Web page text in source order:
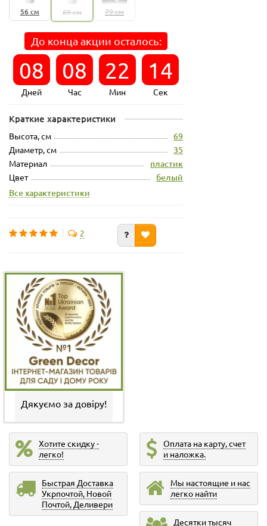
56 см 69 см 79 см
До конца акции осталось:
08
Дней
08
Час
22
Мин
14
Сек
Краткие характеристики
Высота, см 69
Диаметр, см 35
Материал пластик
Цвет
белый
Все характеристики
2
Дякуємо за довіру!
Хотите скидку -
легко!
Оплата на карту, счет
и наложка.
Быстрая Доставка
Укрпочтой, Новой
Почтой, Деливери
Мы настоящие и нас
легко найти
Десятки тысяч